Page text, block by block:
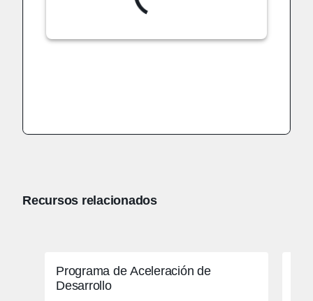
Recursos relacionados
Programa de Aceleración de
Desarrollo